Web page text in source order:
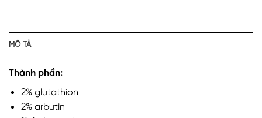
MÔ TẢ
Thành phần:
2% glutathion
2% arbutin